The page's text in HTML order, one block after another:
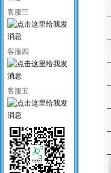
客服三
客服四
客服五